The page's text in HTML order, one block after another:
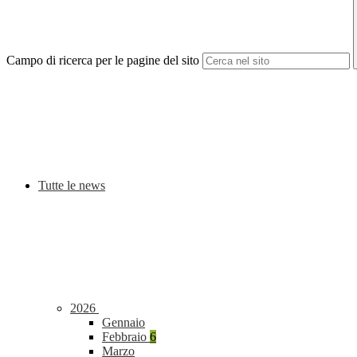
Campo di ricerca per le pagine del sito
Tutte le news
2026
Gennaio
Febbraio 6
Marzo